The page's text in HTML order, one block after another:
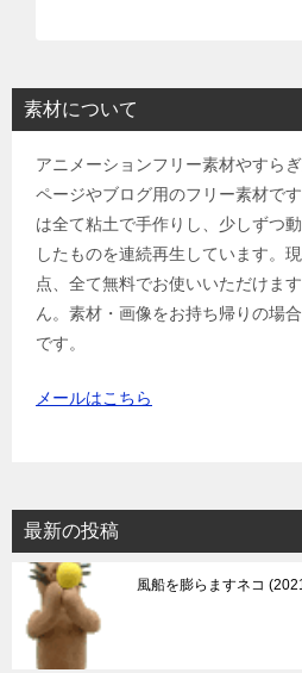
シ
素材について
アニメーションフリー素材やすら
ページやブログ用のフリー素材で
は全て粘土で手作りし、少しずつ
したものを連続再生しています。
点、全て無料でお使いいただけま
ん。素材・画像をお持ち帰りの場
です。
メールはこちら
最新の投稿
風船を膨らますネコ